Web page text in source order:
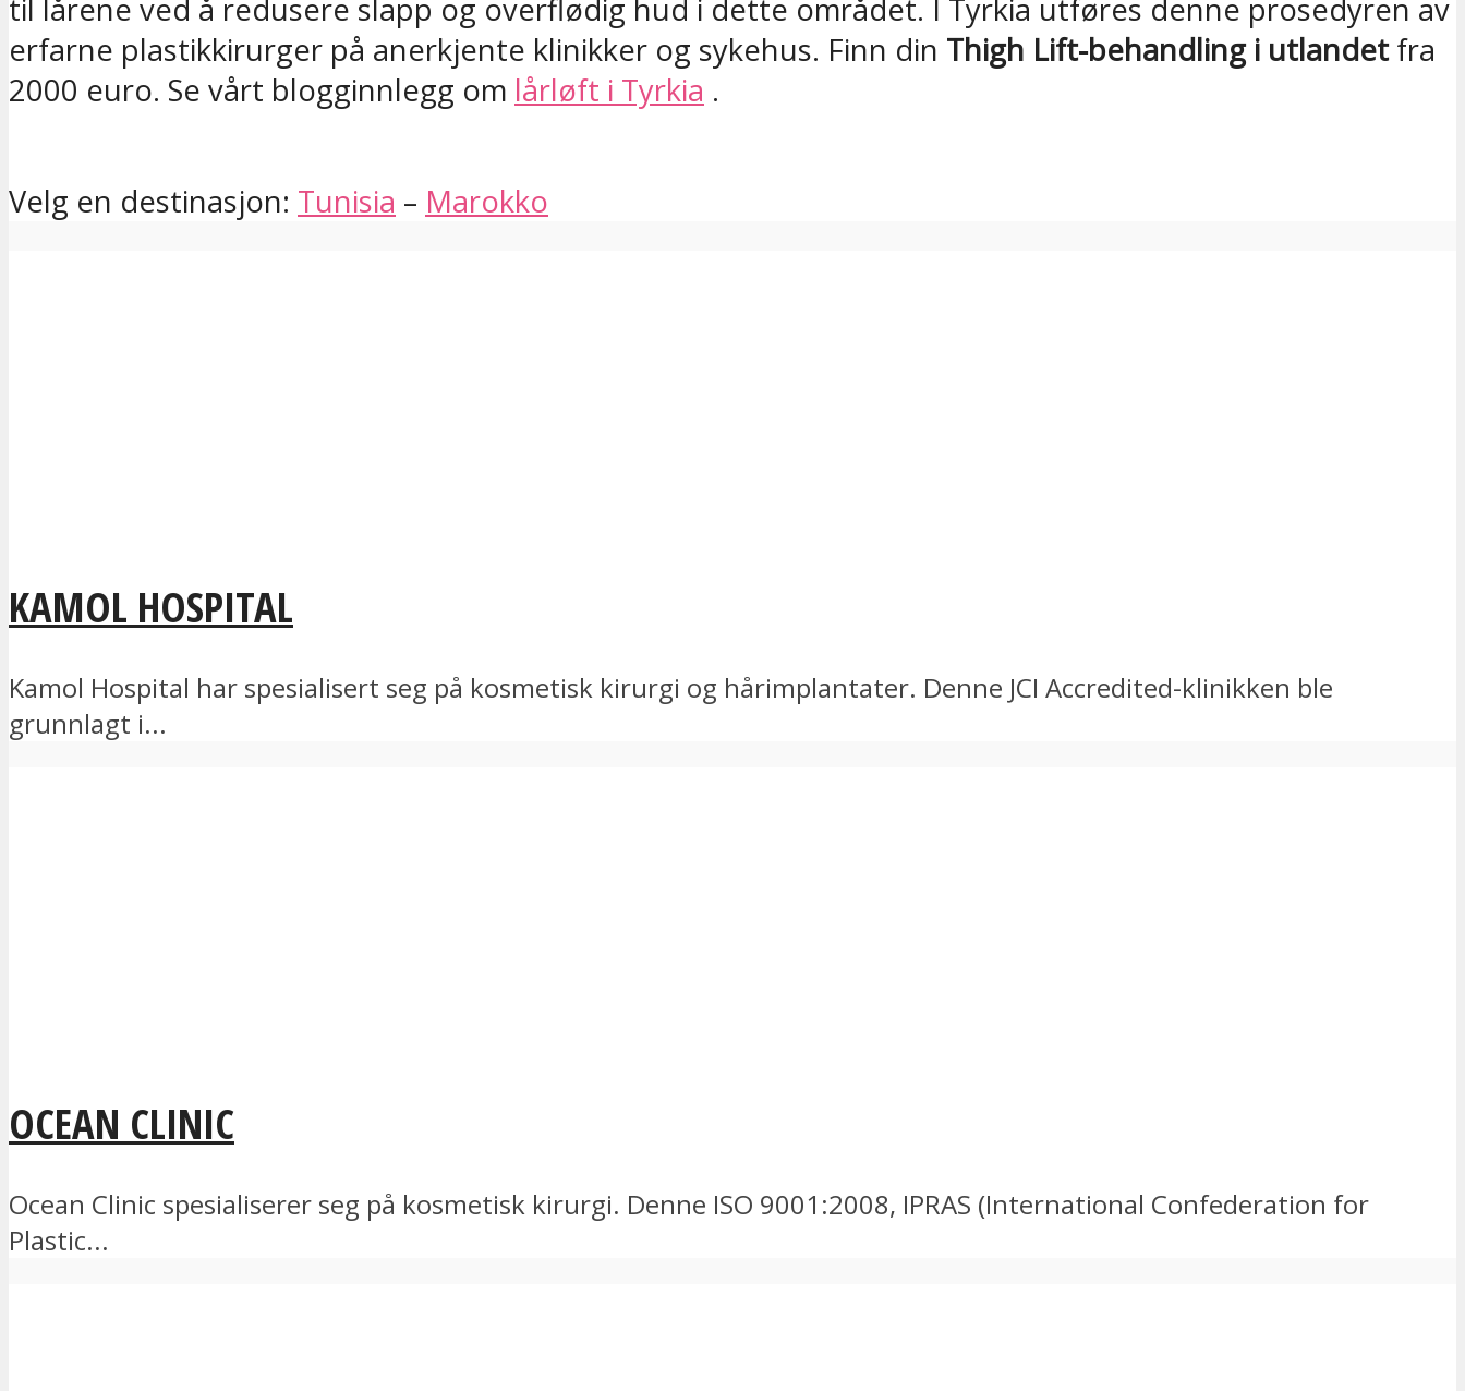
til lårene ved å redusere slapp og overflødig hud i dette området. I Tyrkia utføres denne prosedyren av
erfarne plastikkirurger på anerkjente klinikker og sykehus. Finn din Thigh Lift-behandling i utlandetfra
2000 euro. Se vårt blogginnlegg om lårløft i Tyrkia .
Velg en destinasjon: Tunisia – Marokko
KAMOL HOSPITAL
Kamol Hospital har spesialisert seg på kosmetisk kirurgi og hårimplantater. Denne JCI Accredited-klinikken ble
grunnlagt i...
OCEAN CLINIC
Ocean Clinic spesialiserer seg på kosmetisk kirurgi. Denne ISO 9001:2008, IPRAS (International Confederation for
Plastic...